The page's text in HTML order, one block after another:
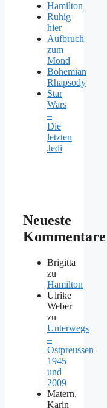
Hamilton
Ruhig
hier
Aufbruch
zum
Mond
Bohemian
Rhapsody
Star
Wars
–
Die
letzten
Jedi
Neueste
Kommentare
Brigitta
zu
Hamilton
Ulrike
Weber
zu
Unterwegs
–
Ostpreussen
1945
und
2009
Matern,
Karin